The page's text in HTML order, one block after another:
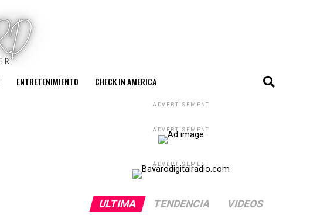
ENTRETENIMIENTO CHECK IN AMERICA
ADVERTISEMENT
ADVERTISEMENT
ADVERTISEMENT
ULTIMA TENDENCIA VIDEOS